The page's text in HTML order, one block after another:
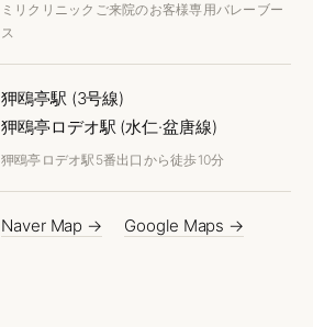
ミリクリニックご来院のお客様専用バレーブー
ス
狎鴎亭駅 (3号線)
狎鴎亭ロデオ駅 (水仁·盆唐線)
狎鴎亭ロデオ駅5番出口から徒歩10分
Naver Map → Google Maps →